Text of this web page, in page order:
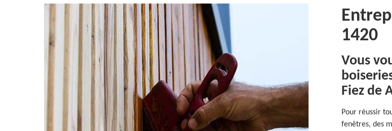
1420
Vous
Fiez de
Pour réussir
fenêtres, des